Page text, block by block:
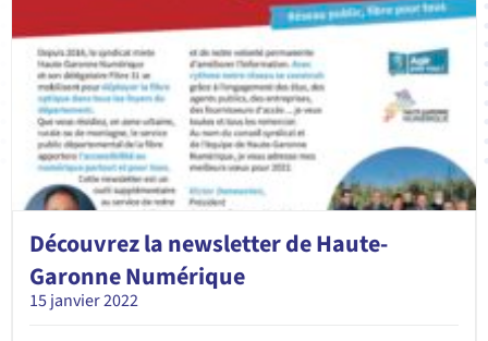
Découvrez la newsletter de Haute-
Garonne Numérique
15 janvier 2022